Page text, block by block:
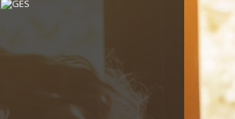
Informations de copropriété
Prix de vente honoraires TTC inclus :